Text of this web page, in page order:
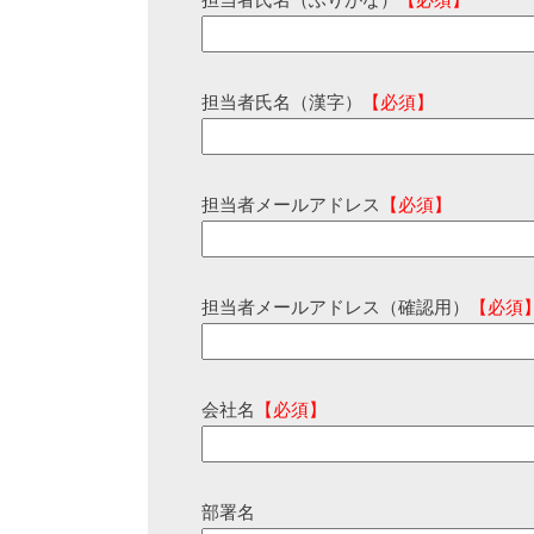
担当者氏名（漢字） 【必須】
担当者メールアドレス 【必須】
担当者メールアドレス（確認用） 【必須
会社名 【必須】
部署名